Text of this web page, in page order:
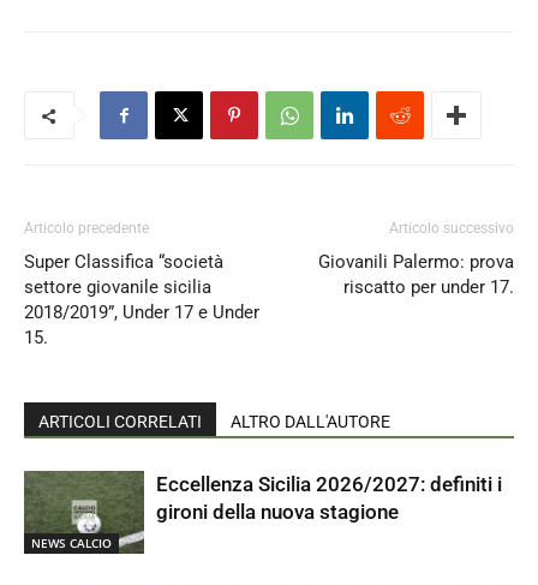
Articolo precedente
Super Classifica “società
settore giovanile sicilia
2018/2019”, Under 17 e Under
15.
Articolo successivo
Giovanili Palermo: prova
riscatto per under 17.
ARTICOLI CORRELATI ALTRO DALL'AUTORE
NEWS CALCIO
Eccellenza Sicilia 2026/2027: definiti i
gironi della nuova stagione